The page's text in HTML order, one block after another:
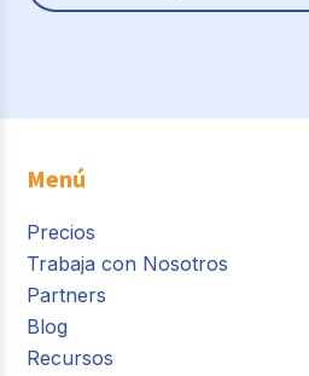
Menú
Precios
Trabaja con Nosotros
Partners
Blog
Recursos